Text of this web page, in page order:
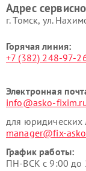
Адрес
г. Томск, ул.
Горячая линия:
+7 (382) 248-97-
Электронная
info@asko-
для юридических
manager@fix-
График работы:
ПН-ВСК с 9:00 до